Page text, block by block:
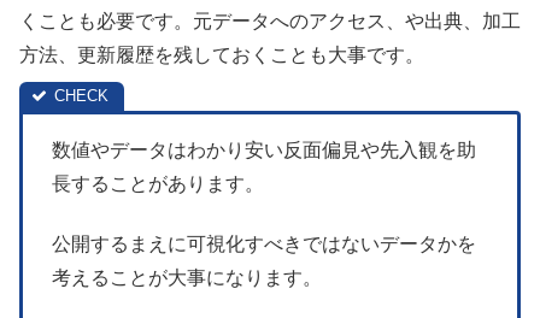
くことも必要です。元データへのアクセス、や出典、加工
方法、更新履歴を残しておくことも大事です。
数値やデータはわかり安い反面偏見や先入観を助
長することがあります。
公開するまえに可視化すべきではないデータかを
考えることが大事になります。